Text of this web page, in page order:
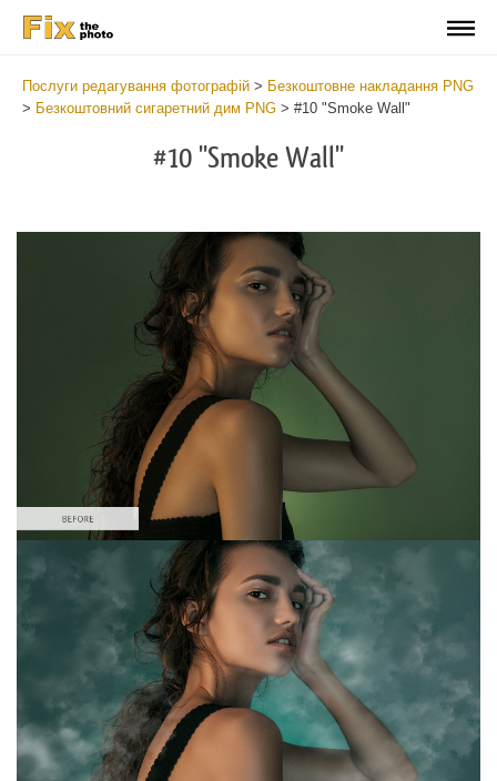
Послуги редагування фотографій > Безкоштовне накладання PNG
> Безкоштовний сигаретний дим PNG > #10 "Smoke Wall"
#10 "Smoke Wall"
Please select
Free PNG Overlay #10
Small 800*533px
Smoke Effect